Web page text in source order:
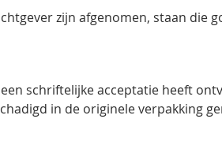
zijn afgenomen, staan die
schriftelijke acceptatie heeft
in de originele verpakking